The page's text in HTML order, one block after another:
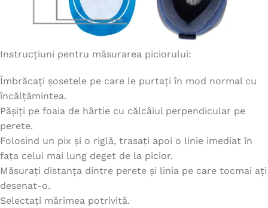
Instrucțiuni pentru măsurarea piciorului:
Îmbrăcați șosetele pe care le purtați în mod normal cu
încălțămintea.
Pășiți pe foaia de hârtie cu călcâiul perpendicular pe
perete.
Folosind un pix și o riglă, trasați apoi o linie imediat în
fața celui mai lung deget de la picior.
Măsurați distanța dintre perete și linia pe care tocmai ați
desenat-o.
Selectați mărimea potrivită.